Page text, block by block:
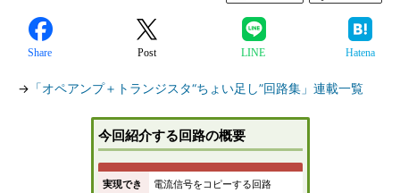
Share Post LINE Hatena
→ 「オペアンプ＋トランジスタ“ちょい足し”回路集」連載一覧
今回紹介する回路の概要
実現でき
電流信号をコピーする回路